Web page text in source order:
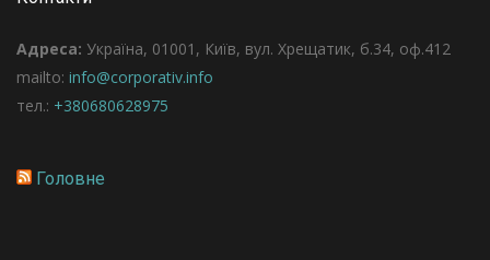
Адреса: Україна, 01001, Київ, вул. Хрещатик, б.34, оф.412
mailto: info@corporativ.info
тел.: +380680628975
Головне